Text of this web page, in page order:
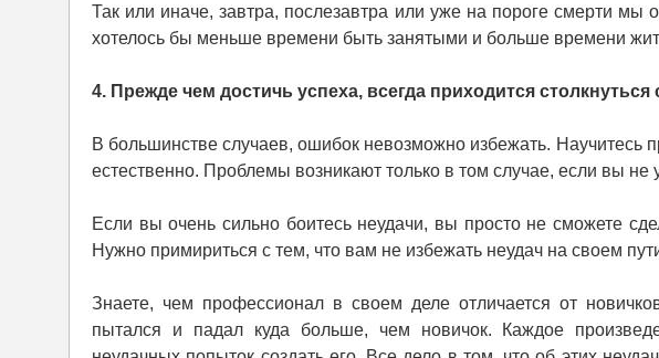
Так или иначе, завтра, послезавтра или уже на пороге смерти
хотелось бы меньше времени быть занятыми и больше времени
4. Прежде чем достичь успеха, всегда приходится столкнуться
В большинстве случаев, ошибок невозможно избежать.
естественно. Проблемы возникают только в том случае, если вы не
Если вы очень сильно боитесь неудачи, вы просто не сможете
Нужно примириться с тем, что вам не избежать неудач на своем
Знаете, чем профессионал в своем деле отличается от
пытался и падал куда больше, чем новичок. Каждое